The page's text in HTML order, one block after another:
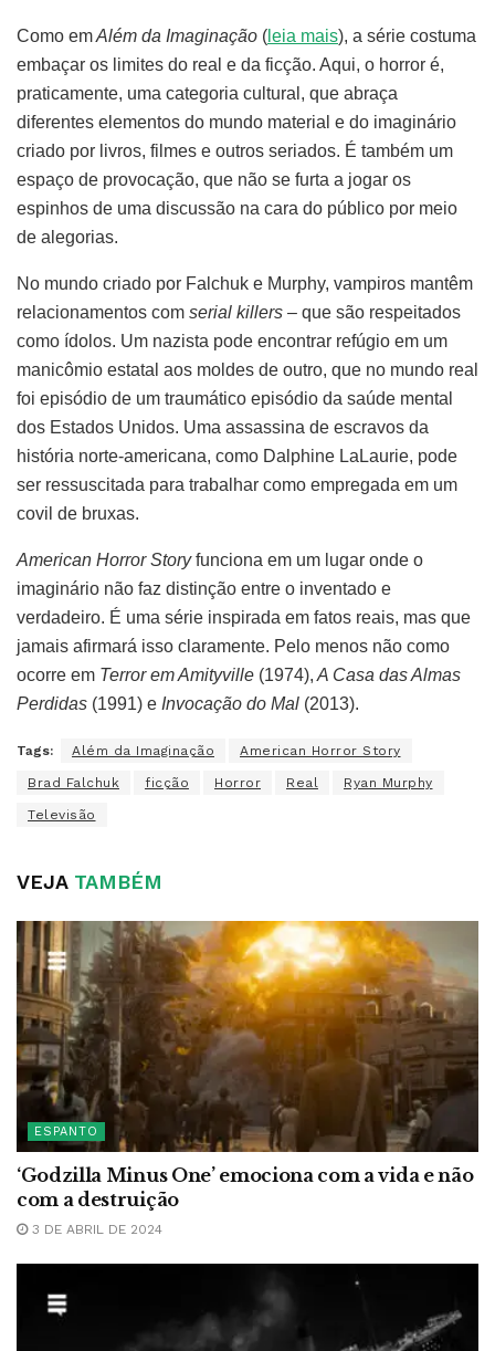
Como emAlém da Imaginação ( leia mais), a série costuma
embaçar os limites do real e da ficção. Aqui, o horror é,
praticamente, uma categoria cultural, que abraça
diferentes elementos do mundo material e do imaginário
criado por livros, filmes e outros seriados. É também um
espaço de provocação, que não se furta a jogar os
espinhos de uma discussão na cara do público por meio
de alegorias.
No mundo criado por Falchuk e Murphy, vampiros mantêm
relacionamentos com serial killers – que são respeitados
como ídolos. Um nazista pode encontrar refúgio em um
manicômio estatal aos moldes de outro, que no mundo real
foi episódio de um traumático episódio da saúde mental
dos Estados Unidos. Uma assassina de escravos da
história norte-americana, como Dalphine LaLaurie, pode
ser ressuscitada para trabalhar como empregada em um
covil de bruxas.
American Horror Storyfunciona em um lugar onde o
imaginário não faz distinção entre o inventado e
verdadeiro. É uma série inspirada em fatos reais, mas que
jamais afirmará isso claramente. Pelo menos não como
ocorre em Terror em Amityville (1974), A Casa das Almas
Perdidas (1991) e Invocação do Mal (2013).
Tags: Além da Imaginação American Horror Story
Brad Falchuk ficção Horror Real Ryan Murphy
Televisão
VEJATAMBÉM
ESPANTO
‘Godzilla Minus One’ emociona com a vida e não
com a destruição
3 DE ABRIL DE 2024